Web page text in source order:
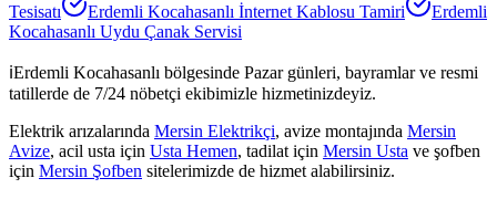
Tesisatı
Erdemli Kocahasanlı İnternet Kablosu Tamiri
Erdemli
Kocahasanlı Uydu Çanak Servisi
ℹ️Erdemli Kocahasanlı bölgesinde Pazar günleri, bayramlar ve resmi
tatillerde de 7/24 nöbetçi ekibimizle hizmetinizdeyiz.
Elektrik arızalarında Mersin Elektrikçi, avize montajında Mersin
Avize, acil usta için Usta Hemen, tadilat için Mersin Usta ve şofben
için Mersin Şofben sitelerimizde de hizmet alabilirsiniz.